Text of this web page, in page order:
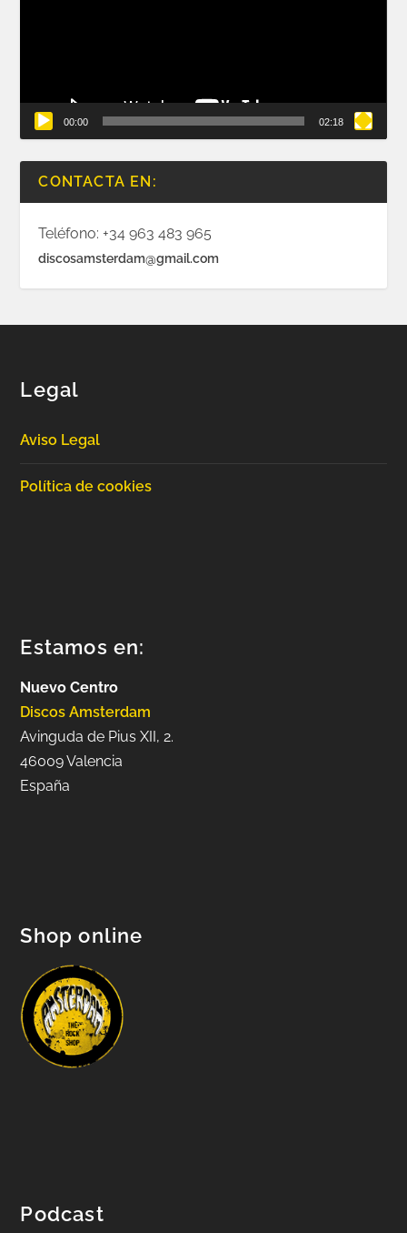
00:00 02:18
CONTACTA EN:
Teléfono: +34 963 483 965
discosamsterdam@gmail.com
Legal
Aviso Legal
Política de cookies
Estamos en:
Nuevo Centro
Discos Amsterdam
Avinguda de Pius XII, 2.
46009 Valencia
España
Shop online
Podcast